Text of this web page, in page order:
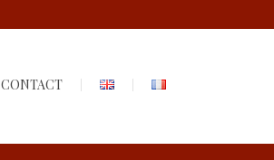
CONTACT